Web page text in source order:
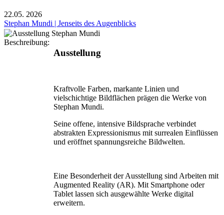
22.05. 2026
Stephan Mundi | Jenseits des Augenblicks
Beschreibung:
Ausstellung
Kraftvolle Farben, markante Linien und
vielschichtige Bildflächen prägen die Werke von
Stephan Mundi.
Seine offene, intensive Bildsprache verbindet
abstrakten Expressionismus mit surrealen Einflüssen
und eröffnet spannungsreiche Bildwelten.
Eine Besonderheit der Ausstellung sind Arbeiten mit
Augmented Reality (AR). Mit Smartphone oder
Tablet lassen sich ausgewählte Werke digital
erweitern.